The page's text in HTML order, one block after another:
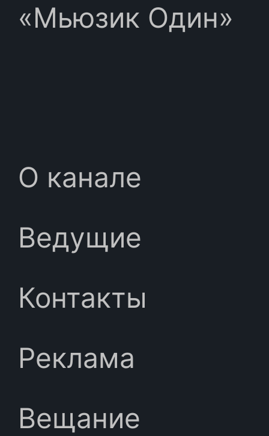
«Мьюзик Один»
О канале
Ведущие
Контакты
Реклама
Вещание